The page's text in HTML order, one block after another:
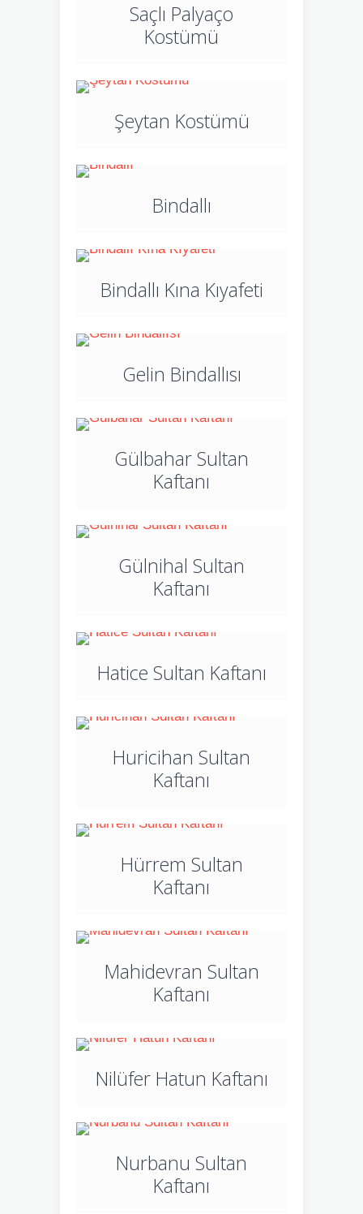
Saçlı Palyaço
Kostümü
Şeytan Kostümü
Bindallı
Bindallı Kına Kıyafeti
Gelin Bindallısı
Gülbahar Sultan
Kaftanı
Gülnihal Sultan
Kaftanı
Hatice Sultan Kaftanı
Huricihan Sultan
Kaftanı
Hürrem Sultan
Kaftanı
Mahidevran Sultan
Kaftanı
Nilüfer Hatun Kaftanı
Nurbanu Sultan
Kaftanı